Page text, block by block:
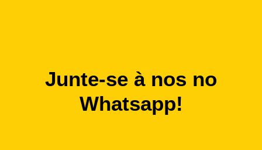
Junte-se à nos no
Whatsapp!